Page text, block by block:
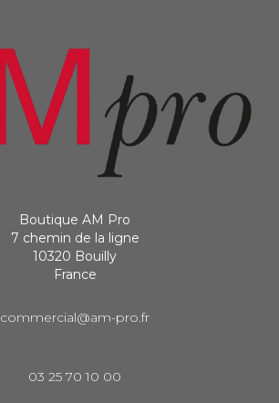
Boutique AM Pro
7 chemin de la ligne
10320 Bouilly
France
commercial@am-pro.fr
03 25 70 10 00